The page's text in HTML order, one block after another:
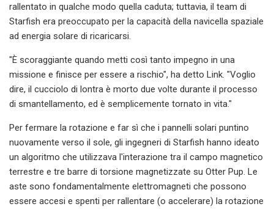
rallentato in qualche modo quella caduta; tuttavia, il team di
Starfish era preoccupato per la capacità della navicella spaziale
ad energia solare di ricaricarsi.
"È scoraggiante quando metti così tanto impegno in una
missione e finisce per essere a rischio", ha detto Link. "Voglio
dire, il cucciolo di lontra è morto due volte durante il processo
di smantellamento, ed è semplicemente tornato in vita."
Per fermare la rotazione e far sì che i pannelli solari puntino
nuovamente verso il sole, gli ingegneri di Starfish hanno ideato
un algoritmo che utilizzava l'interazione tra il campo magnetico
terrestre e tre barre di torsione magnetizzate su Otter Pup. Le
aste sono fondamentalmente elettromagneti che possono
essere accesi e spenti per rallentare (o accelerare) la rotazione